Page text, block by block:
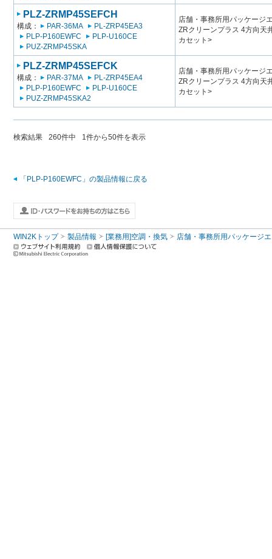
PLZ-ZRMP45SEFCH
構成： PAR-36MA
PL-ZRP45EA3
PLP-P160EWFC
PLP-U160CE
PUZ-ZRMP45SKA
店舗・事務所用パッケージ
ZRクリーンプラス 4方向天
カセット>
PLZ-ZRMP45SEFCK
構成： PAR-37MA
PL-ZRP45EA4
PLP-P160EWFC
PLP-U160CE
PUZ-ZRMP45SKA2
店舗・事務所用パッケージ
ZRクリーンプラス 4方向天
カセット>
検索結果 260件中 1件から50件を表示
「PLP-P160EWFC」の製品情報に戻る
WIN2Kトップ 製品情報 [業務用]空調・換気 店舗・事務所用パッケージ